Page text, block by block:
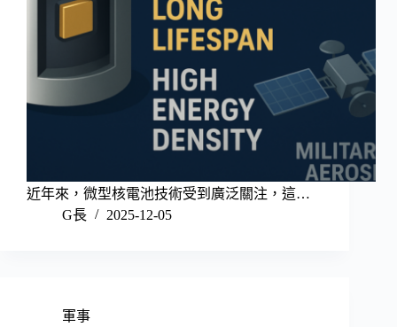
近年來，微型核電池技術受到廣泛關注，這…
G長
2025-12-05
軍事